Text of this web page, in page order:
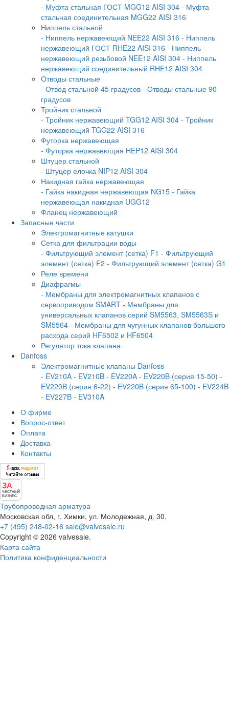
- Муфта стальная ГОСТ MGG12 AISI 304 - Муфта
стальная соединительная MGG22 AISI 316
Ниппель стальной
- Ниппель нержавеющий NEE22 AISI 316 - Ниппель
нержавеющий ГОСТ RHE22 AISI 316 - Ниппель
нержавеющий резьбовой NEE12 AISI 304 - Ниппель
нержавеющий соединительный RHE12 AISI 304
Отводы стальные
- Отвод стальной 45 градусов - Отводы стальные 90
градусов
Тройник стальной
- Тройник нержавеющий TGG12 AISI 304 - Тройник
нержавеющий TGG22 AISI 316
Футорка нержавеющая
- Футорка нержавеющая HEP12 AISI 304
Штуцер стальной
- Штуцер елочка NIP12 AISI 304
Накидная гайка нержавеющая
- Гайка накидная нержавеющая NG15 - Гайка
нержавеющая накидная UGG12
Фланец нержавеющий
Запасные части
Электромагнитные катушки
Сетка для фильтрации воды
- Фильтрующий элемент (сетка) F1 - Фильтрующий
элемент (сетка) F2 - Фильтрующий элемент (сетка) G1
Реле времени
Диафрагмы
- Мембраны для электромагнитных клапанов с
сервоприводом SMART - Мембраны для
универсальных клапанов серий SM5563, SM5563S и
SM5564 - Мембраны для чугунных клапанов большого
расхода серий HF6502 и HF6504
Регулятор тока клапана
Danfoss
Электромагнитные клапаны Danfoss
- EV210A - EV210B - EV220A - EV220B (серия 15-50) -
EV220B (серия 6-22) - EV220B (серия 65-100) - EV224B
- EV227B - EV310A
О фирме
Вопрос-ответ
Оплата
Доставка
Контакты
ЗА
ЧЕСТНЫЙ
БИЗНЕС
Трубопроводная арматура
Московская обл, г. Химки, ул. Молодежная, д. 30.
+7 (495) 248-02-16 sale@valvesale.ru
Copyright © 2026 valvesale.
Карта сайта
Политика конфиденциальности